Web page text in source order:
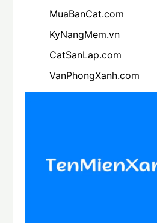
MuaBanCat.com
KyNangMem.vn
CatSanLap.com
VanPhongXanh.com